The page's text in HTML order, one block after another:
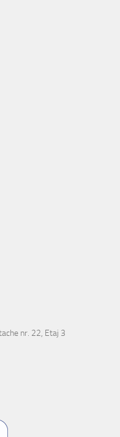
nr. 22, Etaj 3